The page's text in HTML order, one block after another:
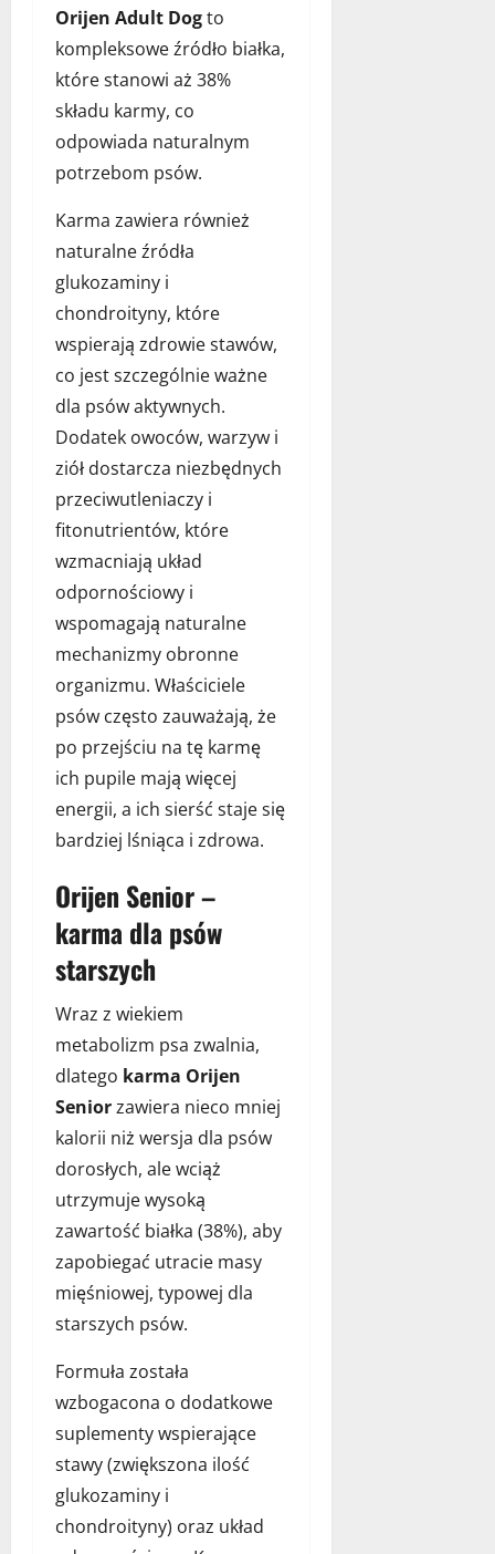
Orijen Adult Dogto
kompleksowe źródło białka,
które stanowi aż 38%
składu karmy, co
odpowiada naturalnym
potrzebom psów.
Karma zawiera również
naturalne źródła
glukozaminy i
chondroityny, które
wspierają zdrowie stawów,
co jest szczególnie ważne
dla psów aktywnych.
Dodatek owoców, warzyw i
ziół dostarcza niezbędnych
przeciwutleniaczy i
fitonutrientów, które
wzmacniają układ
odpornościowy i
wspomagają naturalne
mechanizmy obronne
organizmu. Właściciele
psów często zauważają, że
po przejściu na tę karmę
ich pupile mają więcej
energii, a ich sierść staje się
bardziej lśniąca i zdrowa.
Orijen Senior –
karma dla psów
starszych
Wraz z wiekiem
metabolizm psa zwalnia,
dlatego karma Orijen
Seniorzawiera nieco mniej
kalorii niż wersja dla psów
dorosłych, ale wciąż
utrzymuje wysoką
zawartość białka (38%), aby
zapobiegać utracie masy
mięśniowej, typowej dla
starszych psów.
Formuła została
wzbogacona o dodatkowe
suplementy wspierające
stawy (zwiększona ilość
glukozaminy i
chondroityny) oraz układ